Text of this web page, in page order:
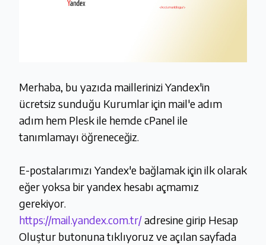
Merhaba, bu yazıda maillerinizi Yandex'in
ücretsiz sunduğu Kurumlar için mail'e adım
adım hem Plesk ile hemde cPanel ile
tanımlamayı öğreneceğiz.
E-postalarımızı Yandex'e bağlamak için ilk olarak
eğer yoksa bir yandex hesabı açmamız
gerekiyor.
https://mail.yandex.com.tr/adresine girip Hesap
Oluştur butonuna tıklıyoruz ve açılan sayfada